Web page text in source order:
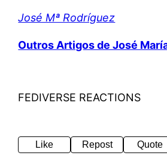
José Mª Rodríguez
Outros Artigos de José
FEDIVERSE REACTIONS
Like Repost Quote